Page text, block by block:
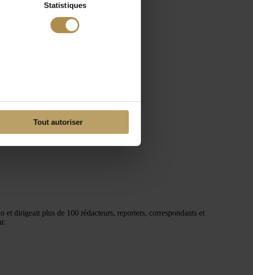
Statistiques
Tout autoriser
dirigeait plus de 100 rédacteurs, reporters, correspondants et